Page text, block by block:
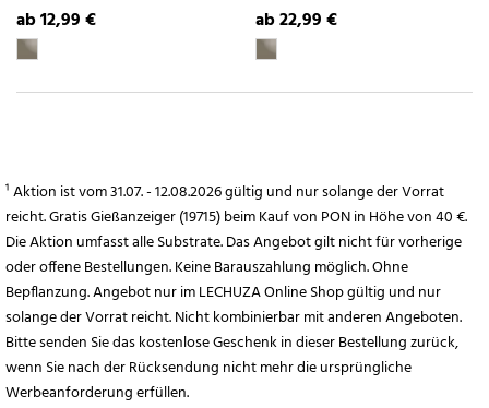
ab 12,99 €
ab 22,99 €
¹ Aktion ist vom 31.07. - 12.08.2026 gültig und nur solange der Vorrat
reicht. Gratis Gießanzeiger (19715) beim Kauf von PON in Höhe von 40 €.
Die Aktion umfasst alle Substrate. Das Angebot gilt nicht für vorherige
oder offene Bestellungen. Keine Barauszahlung möglich. Ohne
Bepflanzung. Angebot nur im LECHUZA Online Shop gültig und nur
solange der Vorrat reicht. Nicht kombinierbar mit anderen Angeboten.
Bitte senden Sie das kostenlose Geschenk in dieser Bestellung zurück,
wenn Sie nach der Rücksendung nicht mehr die ursprüngliche
Werbeanforderung erfüllen.